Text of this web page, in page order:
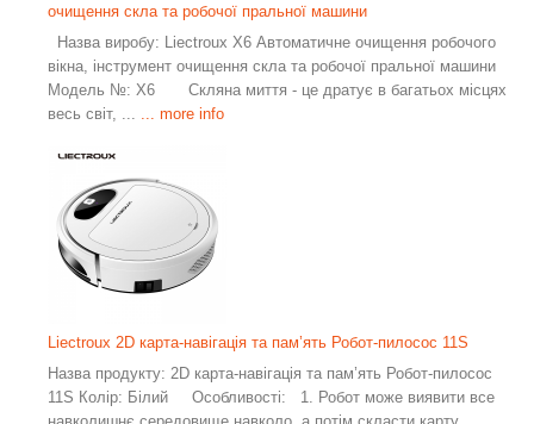
очищення скла та робочої пральної машини
Назва виробу: Liectroux X6 Автоматичне очищення робочого
вікна, інструмент очищення скла та робочої пральної машини
Модель №: X6 Скляна миття - це дратує в багатьох місцях
весь світ, ...
... more info
Liectroux 2D карта-навігація та пам’ять Робот-пилосос 11S
Назва продукту: 2D карта-навігація та пам’ять Робот-пилосос
11S Колір: Білий Особливості: 1. Робот може виявити все